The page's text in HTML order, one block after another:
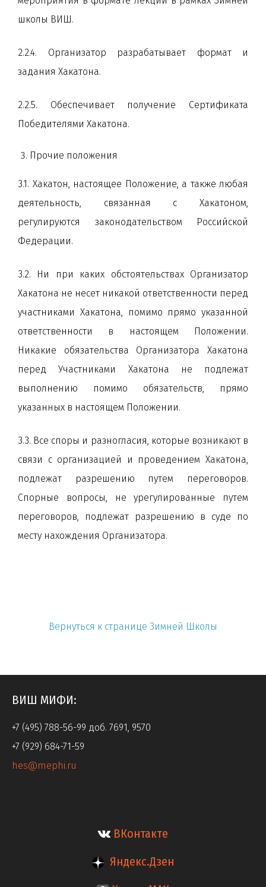
школы ВИШ.
2.2.4. Организатор разрабатывает формат и
задания Хакатона.
2.2.5. Обеспечивает получение Сертификата
Победителями Хакатона.
Прочие положения
3.1. Хакатон, настоящее Положение, а также любая
деятельность, связанная с Хакатоном,
регулируются законодательством Российской
Федерации.
3.2. Ни при каких обстоятельствах Организатор
Хакатона не несет никакой ответственности перед
участниками Хакатона, помимо прямо указанной
ответственности в настоящем Положении.
Никакие обязательства Организатора Хакатона
перед Участниками Хакатона не подлежат
выполнению помимо обязательств, прямо
указанных в настоящем Положении.
3.3. Все споры и разногласия, которые возникают в
связи с организацией и проведением Хакатона,
подлежат разрешению путем переговоров.
Спорные вопросы, не урегулированные путем
переговоров, подлежат разрешению в суде по
месту нахождения Организатора.
Вернуться к странице Зимней Школы
ВИШ МИФИ:
+7 (495) 788-56-99 доб. 7691, 9570
+7 (929) 684-71-59
hes@mephi.ru
ВКонтакте
Яндекс.Дзен